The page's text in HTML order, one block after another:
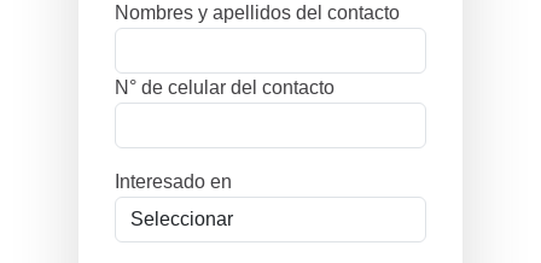
Nombres y apellidos del contacto
N° de celular del contacto
Interesado en